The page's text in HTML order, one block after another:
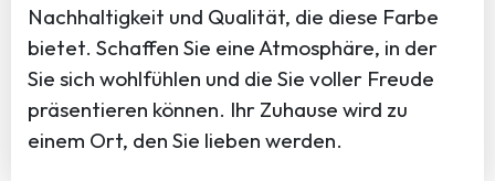
Nachhaltigkeit und Qualität, die diese Farbe
bietet. Schaffen Sie eine Atmosphäre, in der
Sie sich wohlfühlen und die Sie voller Freude
präsentieren können. Ihr Zuhause wird zu
einem Ort, den Sie lieben werden.